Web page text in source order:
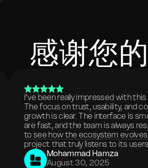
感谢您
I’ve been really impressed with
The focus on trust, usability, and
growth is clear. The interface is
are fast, and the team is always
to see how the ecosystem
project that truly listens to its
Mohammad Hamza
August 30, 2025